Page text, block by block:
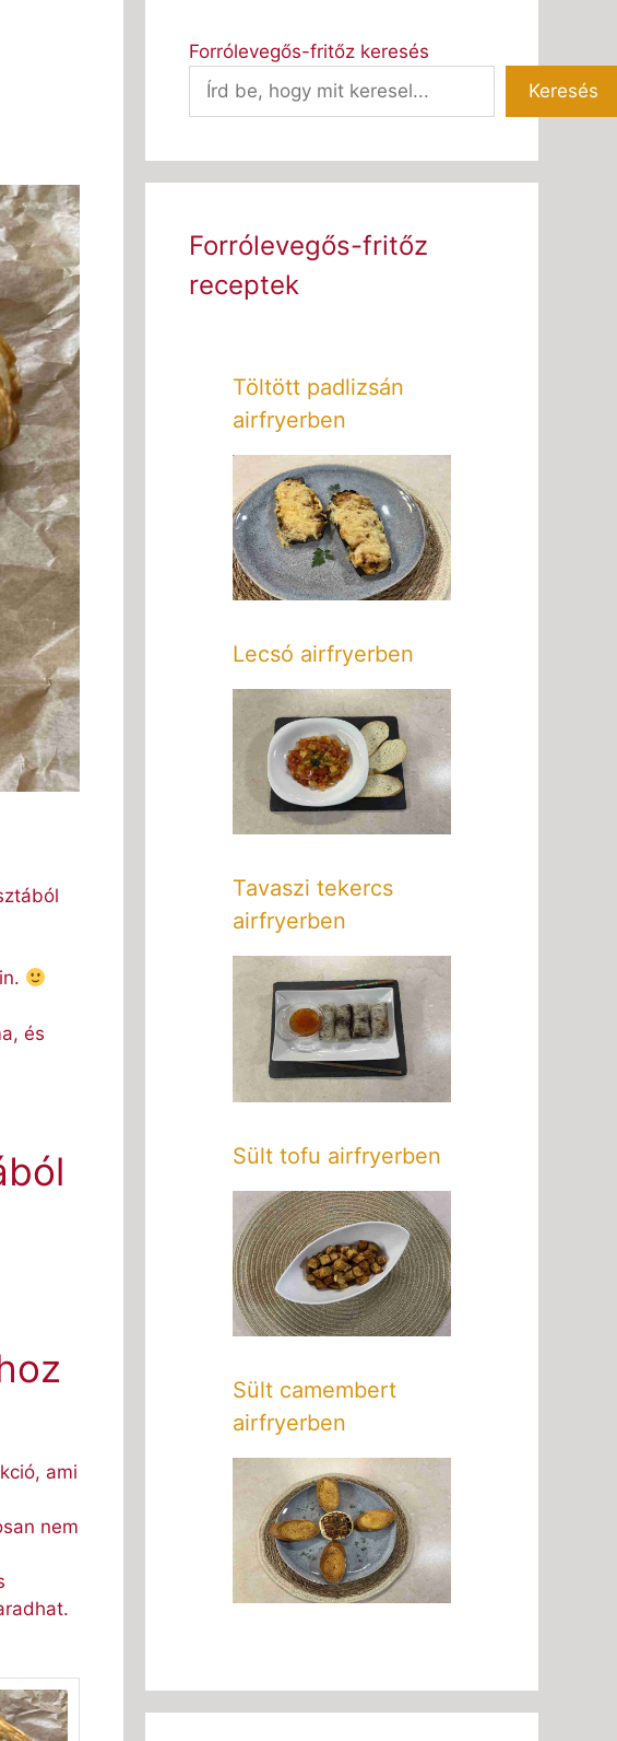
és
ami
nem
Forrólevegős-fritőz keresés
Keresés
Forrólevegős-fritőz
receptek
Töltött padlizsán
airfryerben
Lecsó airfryerben
Tavaszi tekercs
airfryerben
Sült tofu airfryerben
Sült camembert
airfryerben